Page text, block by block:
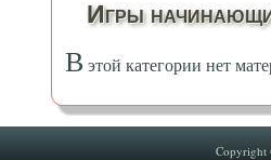
Игры
В этой категории нет